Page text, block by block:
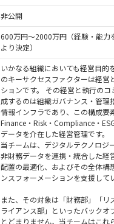
非公開
600万円〜2000万円（経験・能力
より決定）
いかなる組織においても経営目的
のキーサクセスファクターは経営
ションです。 その経営と執行の
成するのは組織ガバナンス・管理
情報インフラであり、この構成要
Finance・Risk・Compliance・
データを介在した経営管理です。
当チームは、デジタルテクノロジ
非財務データを連携・統合した経
配置の最適化、およびその全体構
ンスフォーメーションを支援して
また、その対象は「財務部」「リ
ライアンス部」といったバックオ
とどまりません。当チームはこれ